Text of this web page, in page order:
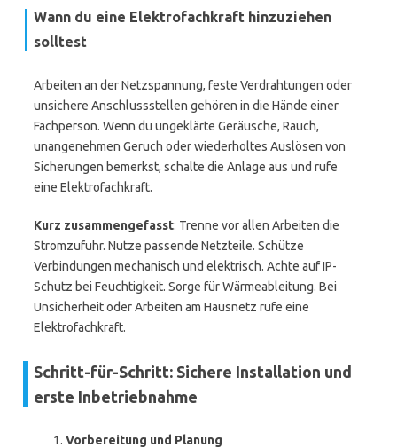
Wann du eine Elektrofachkraft hinzuziehen
solltest
Arbeiten an der Netzspannung, feste Verdrahtungen oder
unsichere Anschlussstellen gehören in die Hände einer
Fachperson. Wenn du ungeklärte Geräusche, Rauch,
unangenehmen Geruch oder wiederholtes Auslösen von
Sicherungen bemerkst, schalte die Anlage aus und rufe
eine Elektrofachkraft.
Kurz zusammengefasst: Trenne vor allen Arbeiten die
Stromzufuhr. Nutze passende Netzteile. Schütze
Verbindungen mechanisch und elektrisch. Achte auf IP-
Schutz bei Feuchtigkeit. Sorge für Wärmeableitung. Bei
Unsicherheit oder Arbeiten am Hausnetz rufe eine
Elektrofachkraft.
Schritt-für-Schritt: Sichere Installation und
erste Inbetriebnahme
Vorbereitung und Planung